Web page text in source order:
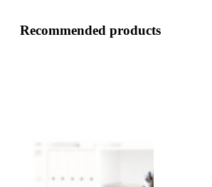
Recommended products